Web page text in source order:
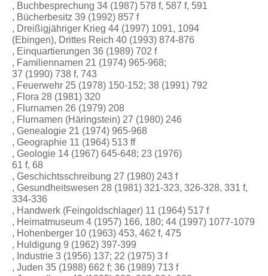
, Buchbesprechung 34 (1987) 578 f, 587 f, 591
, Bücherbesitz 39 (1992) 857 f
, Dreißigjähriger Krieg 44 (1997) 1091, 1094
(Ebingen), Drittes Reich 40 (1993) 874-876
, Einquartierungen 36 (1989) 702 f
, Familiennamen 21 (1974) 965-968;
37 (1990) 738 f, 743
, Feuerwehr 25 (1978) 150-152; 38 (1991) 792
, Flora 28 (1981) 320
, Flurnamen 26 (1979) 208
, Flurnamen (Häringstein) 27 (1980) 246
, Genealogie 21 (1974) 965-968
, Geographie 11 (1964) 513 ff
, Geologie 14 (1967) 645-648; 23 (1976)
61 f, 68
, Geschichtsschreibung 27 (1980) 243 f
, Gesundheitswesen 28 (1981) 321-323, 326-328, 331 f,
334-336
, Handwerk (Feingoldschlager) 11 (1964) 517 f
, Heimatmuseum 4 (1957) 166, 180; 44 (1997) 1077-1079
, Hohenberger 10 (1963) 453, 462 f, 475
, Huldigung 9 (1962) 397-399
, Industrie 3 (1956) 137; 22 (1975) 3 f
, Juden 35 (1988) 662 f; 36 (1989) 713 f